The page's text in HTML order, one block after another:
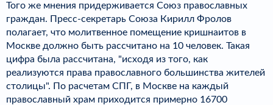
Того же мнения придерживается Союз православных
граждан. Пресс-секретарь Союза Кирилл Фролов
полагает, что молитвенное помещение кришнаитов в
Москве должно быть рассчитано на 10 человек. Такая
цифра была рассчитана, "исходя из того, как
реализуются права православного большинства жителей
столицы". По расчетам СПГ, в Москве на каждый
православный храм приходится примерно 16700